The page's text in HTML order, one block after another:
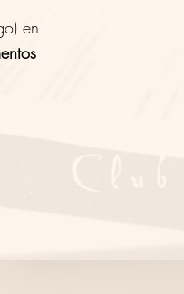
en